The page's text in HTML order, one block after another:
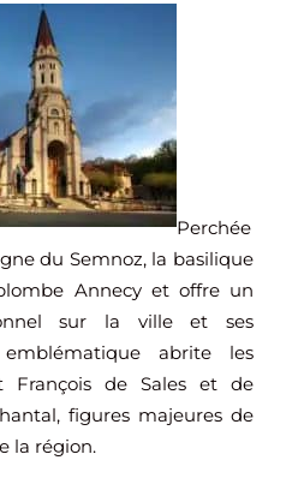
Perchée
du Semnoz, la basilique
Annecy et offre un
sur la ville et ses
abrite les
François de Sales et de
figures majeures de
la région.